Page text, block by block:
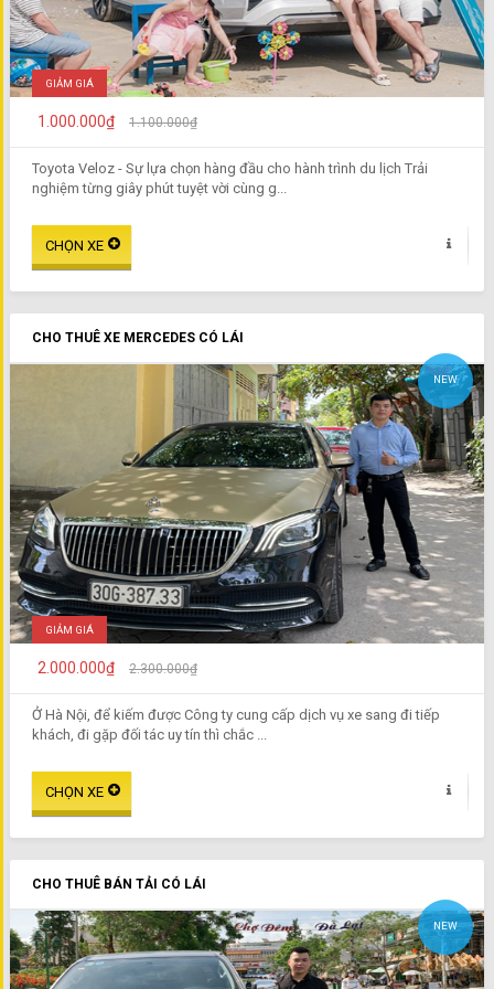
GIẢM GIÁ
1.000.000₫ 1.100.000₫
Toyota Veloz - Sự lựa chọn hàng đầu cho hành trình du lịch Trải
nghiệm từng giây phút tuyệt vời cùng g...
CHO THUÊ XE MERCEDES CÓ LÁI
NEW
GIẢM GIÁ
2.000.000₫ 2.300.000₫
Ở Hà Nội, để kiếm được Công ty cung cấp dịch vụ xe sang đi tiếp
khách, đi gặp đối tác uy tín thì chắc ...
CHO THUÊ BÁN TẢI CÓ LÁI
NEW